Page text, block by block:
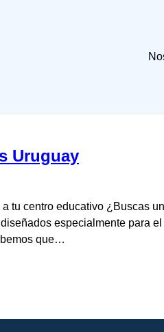
Uruguay
tu centro educativo ¿Buscas
especialmente para
que…